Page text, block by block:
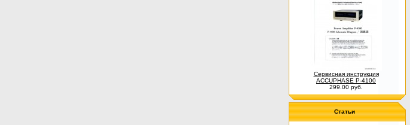
Сервисная инструкция
ACCUPHASE P-4100
299.00 руб.
Статьи